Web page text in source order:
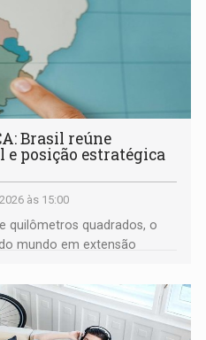
Brasil reúne
posição estratégica
às 15:00
quilômetros quadrados, o
mundo em extensão